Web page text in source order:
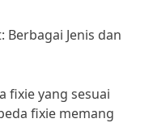
Berbagai Jenis dan
fixie yang sesuai
fixie memang